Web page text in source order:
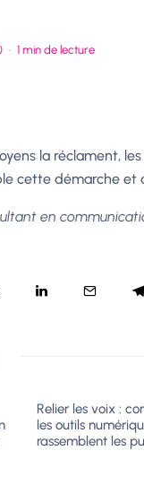
· 1 min de lecture
la réclament,
cette démarche et
en
Relier les voix :
les outils
rassemblent les